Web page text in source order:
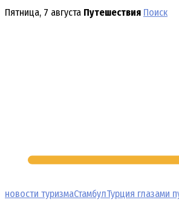
Перейти
Пятница, 7 августа Путешествия Поиск
новости туризмаСтамбулТурция глазами